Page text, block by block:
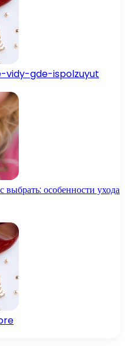
gde-ispolzuyut
выбрать: особенности ухода